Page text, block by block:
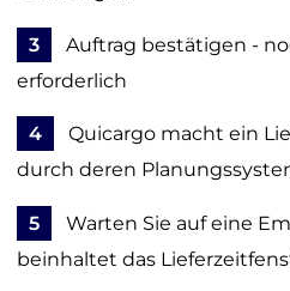
3
Auftrag bestätigen -
erforderlich
4
Quicargo macht ein
durch deren
5
Warten Sie auf eine
beinhaltet das